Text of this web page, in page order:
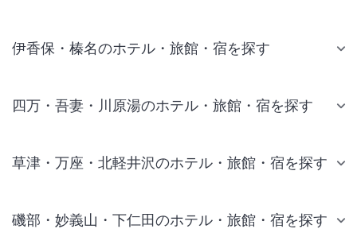
伊香保・榛名のホテル・旅館・宿を探す
四万・吾妻・川原湯のホテル・旅館・宿を探す
草津・万座・北軽井沢のホテル・旅館・宿を探す
磯部・妙義山・下仁田のホテル・旅館・宿を探す